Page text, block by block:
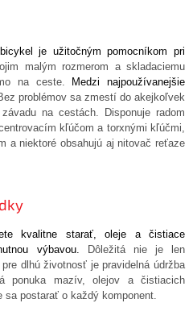
je užitočným pomocníkom pri
malým rozmerom a skladaciemu
na ceste.
Medzi najpoužívanejšie
problémov sa zmestí do akejkoľvek
na cestách. Disponuje radom
kľúčom a torxnými kľúčmi,
a niektoré obsahujú aj nitovač reťaze
kvalitne starať, oleje a čistiace
výbavou.
Dôležitá nie je len
dlhú životnosť je pravidelná údržba
ponuka mazív, olejov a čistiacich
postarať o každý komponent.